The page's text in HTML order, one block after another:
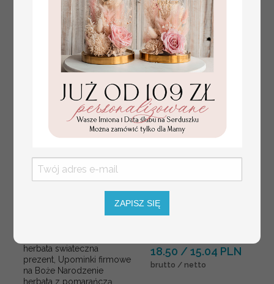
herbata swiateczna
prezent, Upominki firmowe
na Boże Narodzenie
herbata z pomarańczą,
18.50 / 15.04 PLN
brutto / netto
ZAPISZ SIĘ